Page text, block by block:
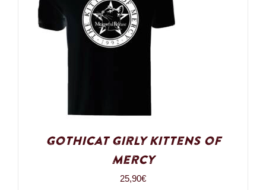
Gothicat Girly Kittens of
Mercy
25,90€